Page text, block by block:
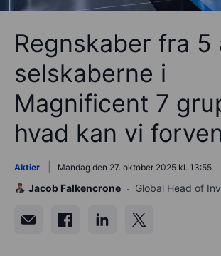
Regnskaber fra 5
selskaberne i
Magnificent 7
hvad kan vi
Aktier Mandag den 27. oktober 2025 kl. 13:55
Jacob Falkencrone Global Head of